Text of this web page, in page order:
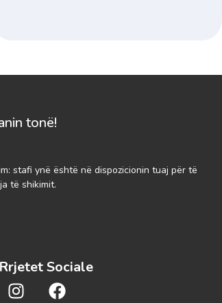
tonë!
stafi ynë është në dispozicionin tuaj për të
të shikimit.
Rrjetet Sociale